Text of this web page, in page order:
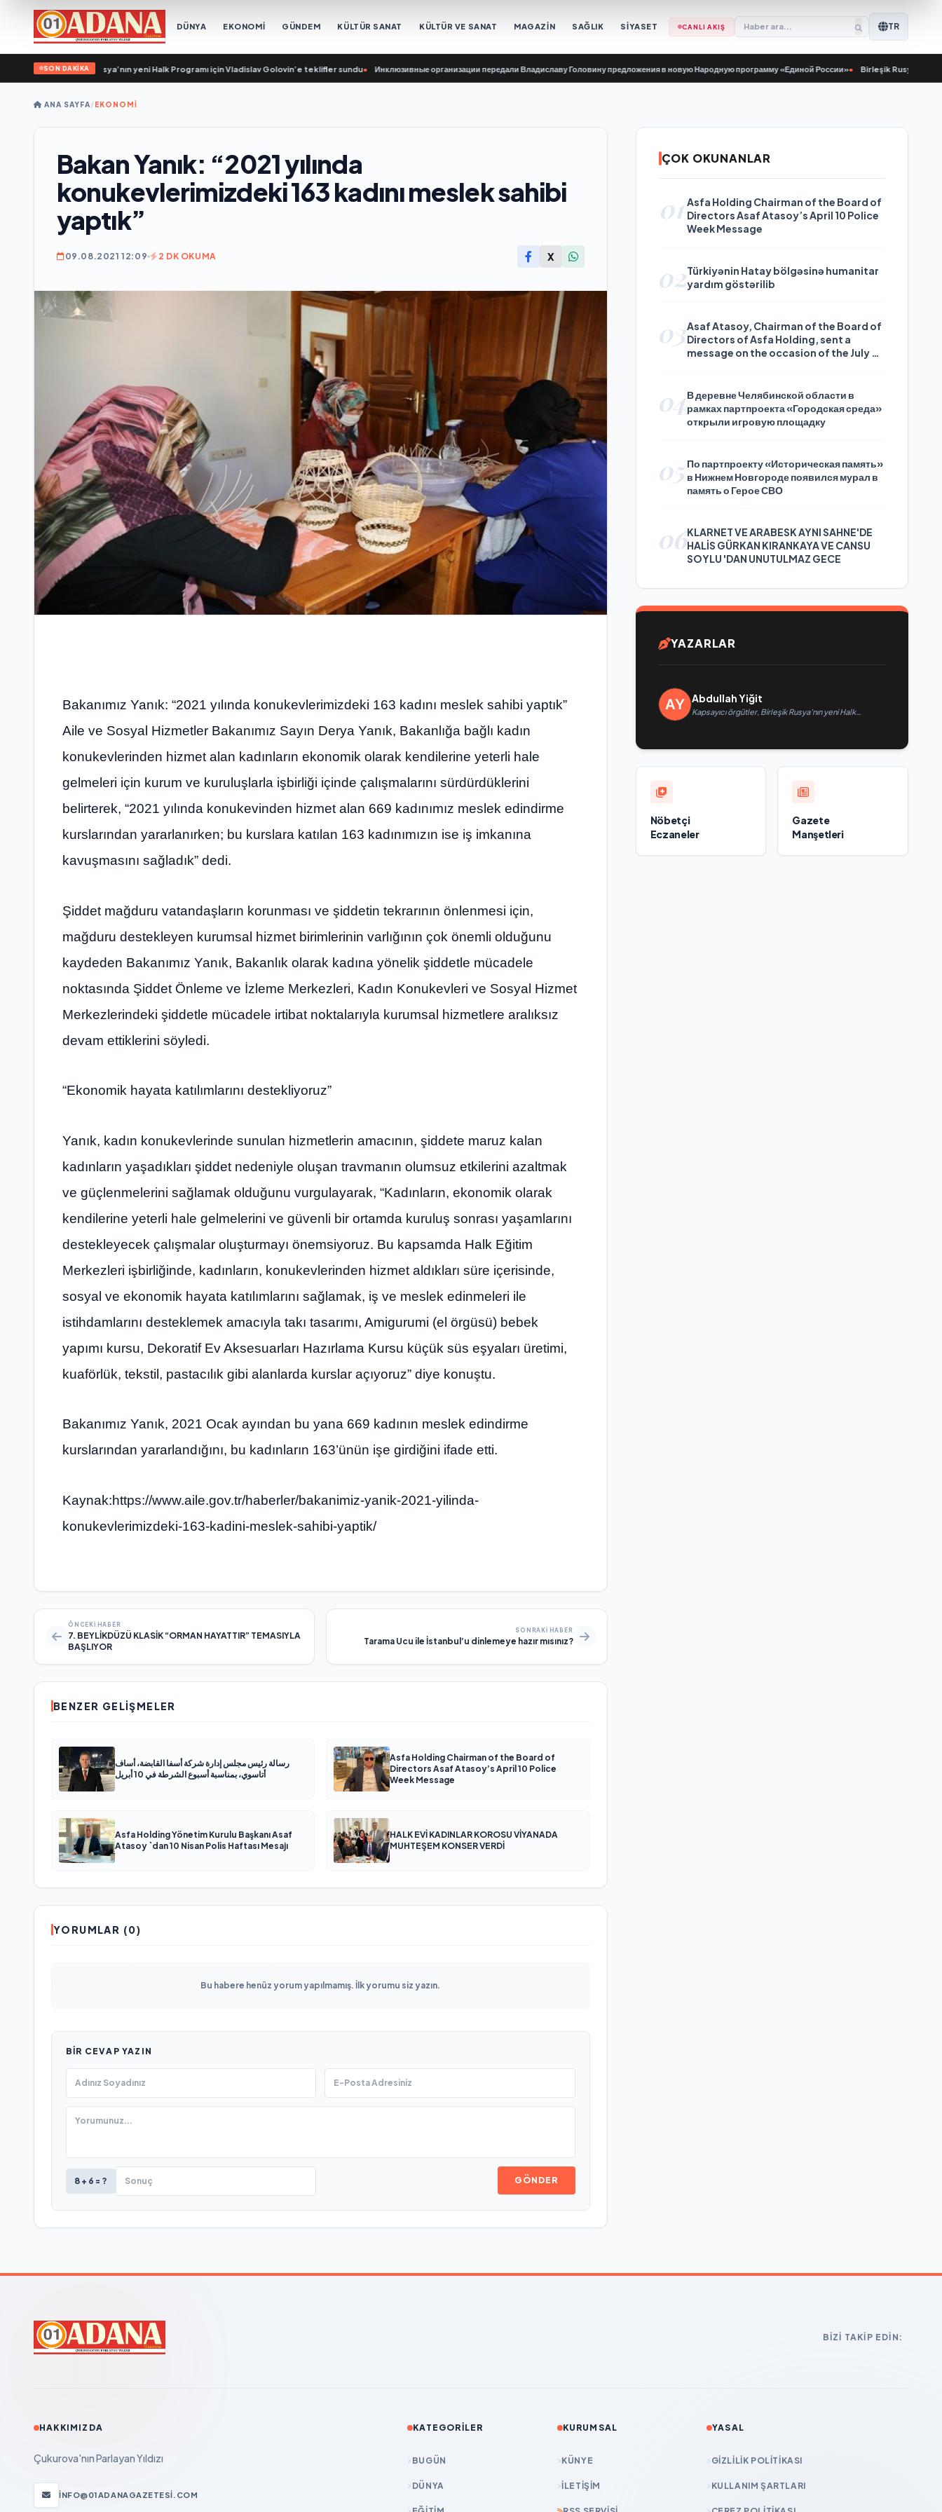
DÜNYA EKONOMİ GÜNDEM KÜLTÜR SANAT KÜLTÜR VE SANAT MAGAZİN SAĞLIK SİYASET CANLI AKIŞ TR
SON DAKİKA
Birleşik Rusya’nın yeni Halk Programı için Vladislav Golovin’e teklifler sundu• Инклюзивные организации передали Владиславу Головину предложения в новую Народную программу «Единой России»• Birleşik Rusya Genç
ANA SAYFA/EKONOMİ
Bakan Yanık: “2021 yılında
konukevlerimizdeki 163 kadını meslek sahibi
yaptık”
09.08.2021 12:09 2 DK OKUMA X
Bakanımız Yanık: “2021 yılında konukevlerimizdeki 163 kadını meslek sahibi yaptık”
Aile ve Sosyal Hizmetler Bakanımız Sayın Derya Yanık, Bakanlığa bağlı kadın
konukevlerinden hizmet alan kadınların ekonomik olarak kendilerine yeterli hale
gelmeleri için kurum ve kuruluşlarla işbirliği içinde çalışmalarını sürdürdüklerini
belirterek, “2021 yılında konukevinden hizmet alan 669 kadınımız meslek edindirme
kurslarından yararlanırken; bu kurslara katılan 163 kadınımızın ise iş imkanına
kavuşmasını sağladık” dedi.
Şiddet mağduru vatandaşların korunması ve şiddetin tekrarının önlenmesi için,
mağduru destekleyen kurumsal hizmet birimlerinin varlığının çok önemli olduğunu
kaydeden Bakanımız Yanık, Bakanlık olarak kadına yönelik şiddetle mücadele
noktasında Şiddet Önleme ve İzleme Merkezleri, Kadın Konukevleri ve Sosyal Hizmet
Merkezlerindeki şiddetle mücadele irtibat noktalarıyla kurumsal hizmetlere aralıksız
devam ettiklerini söyledi.
“Ekonomik hayata katılımlarını destekliyoruz”
Yanık, kadın konukevlerinde sunulan hizmetlerin amacının, şiddete maruz kalan
kadınların yaşadıkları şiddet nedeniyle oluşan travmanın olumsuz etkilerini azaltmak
ve güçlenmelerini sağlamak olduğunu vurgulayarak, “Kadınların, ekonomik olarak
kendilerine yeterli hale gelmelerini ve güvenli bir ortamda kuruluş sonrası yaşamlarını
destekleyecek çalışmalar oluşturmayı önemsiyoruz. Bu kapsamda Halk Eğitim
Merkezleri işbirliğinde, kadınların, konukevlerinden hizmet aldıkları süre içerisinde,
sosyal ve ekonomik hayata katılımlarını sağlamak, iş ve meslek edinmeleri ile
istihdamlarını desteklemek amacıyla takı tasarımı, Amigurumi (el örgüsü) bebek
yapımı kursu, Dekoratif Ev Aksesuarları Hazırlama Kursu küçük süs eşyaları üretimi,
kuaförlük, tekstil, pastacılık gibi alanlarda kurslar açıyoruz” diye konuştu.
Bakanımız Yanık, 2021 Ocak ayından bu yana 669 kadının meslek edindirme
kurslarından yararlandığını, bu kadınların 163’ünün işe girdiğini ifade etti.
Kaynak:https://www.aile.gov.tr/haberler/bakanimiz-yanik-2021-yilinda-
konukevlerimizdeki-163-kadini-meslek-sahibi-yaptik/
ÖNCEKI HABER
7. BEYLİKDÜZÜ KLASİK “ORMAN HAYATTIR” TEMASIYLA
BAŞLIYOR
SONRAKI HABER
Tarama Ucu ile İstanbul’u dinlemeye hazır mısınız?
BENZER GELIŞMELER
رسالة رئيس مجلس إدارة شركة أسفا القابضة، أساف
أتاسوي، بمناسبة أسبوع الشرطة في 10 أبريل
Asfa Holding Chairman of the Board of
Directors Asaf Atasoy’s April 10 Police
Week Message
Asfa Holding Yönetim Kurulu Başkanı Asaf
Atasoy `dan 10 Nisan Polis Haftası Mesajı
HALK EVİ KADINLAR KOROSU VİYANADA
MUHTEŞEM KONSER VERDİ
YORUMLAR (0)
Bu habere henüz yorum yapılmamış. İlk yorumu siz yazın.
BIR CEVAP YAZIN
8 + 6 = ? GÖNDER
ÇOK OKUNANLAR
01 Asfa Holding Chairman of the Board of
Directors Asaf Atasoy’s April 10 Police
Week Message
02Türkiyənin Hatay bölgəsinə humanitar
yardım göstərilib
03Asaf Atasoy, Chairman of the Board of
Directors of Asfa Holding, sent a
message on the occasion of the July 24
04В деревне Челябинской области в
рамках партпроекта «Городская среда»
открыли игровую площадку
05 По партпроекту «Историческая память»
в Нижнем Новгороде появился мурал в
память о Герое СВО
06KLARNET VE ARABESK AYNI SAHNE'DE
HALİS GÜRKAN KIRANKAYA VE CANSU
SOYLU 'DAN UNUTULMAZ GECE
YAZARLAR
Abdullah Yiğit
Kapsayıcı örgütler, Birleşik Rusya’nın yeni Halk
Nöbetçi
Eczaneler
Gazete
Manşetleri
BIZI TAKIP EDIN:
HAKKIMIZDA
Çukurova'nın Parlayan Yıldızı
INFO@01ADANAGAZETESI.COM
KATEGORILER
BUGÜN
DÜNYA
KURUMSAL
KÜNYE
İLETIŞIM
YASAL
GIZLILIK POLITIKASI
KULLANIM ŞARTLARI